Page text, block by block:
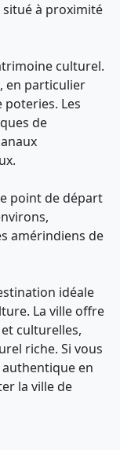
situé à proximité
culturel.
en particulier
Les
de
point de départ
amérindiens de
idéale
La ville offre
culturelles,
riche. Si vous
en
la ville de